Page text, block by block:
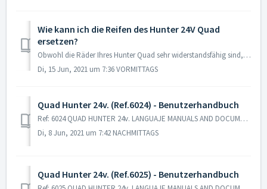
Wie kann ich die Reifen des Hunter 24V Quad
ersetzen?
Obwohl die Räder Ihres Hunter Quad sehr widerstandsfähig sind, wissen wir, dass sie mit der Zeit verschleißen. Wenn Sie sie austauschen müssen und nicht wis...
Di, 15 Jun, 2021 um 7:36 VORMITTAGS
Quad Hunter 24v. (Ref.6024) - Benutzerhandbuch
Ref: 6024 QUAD HUNTER 24v. LANGUAJE MANUALS AND DOCUMENTSVERSIONDATEDOWNLOAD Español Manual de usuario V.7 May, 2019 Download PDF ...
Di, 8 Jun, 2021 um 7:42 NACHMITTAGS
Quad Hunter 24v. (Ref.6025) - Benutzerhandbuch